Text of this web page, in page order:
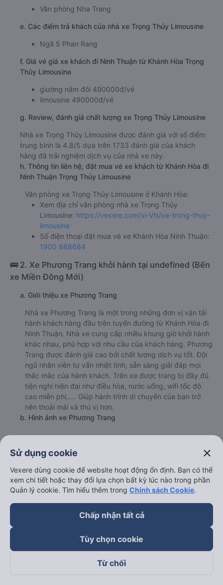
Văn phòng Nha Trang
e. Các điểm trả khách của nhà xe Trọng Thủy Limousine
Ngã 5 Phan Rang
f. Giá vé giá xe khách đi Ninh Thuận từ Khánh Hòa Trọng
Thủy Limousine
giường nằm đôi 490000đ/vé
limousine 490000đ/vé
g. Review, đánh giá chất lượng xe Trọng Thủy Limousine
Nhà xe Trọng Thủy Limousine được đánh giá với số điểm
trung bình là 4.8/5 dựa trên 1733 đánh giá của khách
hàng đã trải nghiệm dịch vụ của nhà xe này.
h. Thông tin liên hệ, đặt mua vé xe khách từ Khánh Hòa đi
Ninh Thuận Trọng Thủy Limousine
Văn phòng xe Trọng Thủy Limousine ở Khánh Hòa:
Xem địa chỉ văn phòng nhà xe Trọng Thủy
Limousine: https://vexere.com/vi-VN/xe-trong-thuy-
limousine
Số điện thoại đặt mua vé xe Khánh Hòa Ninh Thuận:
1900 888684
🚌 2. Xe Phương Trang khởi hành tại undefined (Bến
xe Miền Đông Mới)
a. Giới thiệu xe Phương Trang
Nhà xe Phương Trang là một trong những đơn vị vận tải
hành khách hàng đầu trên tuyến đường từ Khánh Hòa đi
Ninh Thuận. Nhà xe cung cấp nhiều khung giờ khởi hành
khác nhau, phù hợp với nhu cầu của khách hàng. Phương
Trang được đánh giá cao bởi chất lượng dịch vụ tốt. Đội
ngũ nhân viên tư vấn nhiệt tình, sẵn sàng giải đáp mọi
thắc mắc của hành khách. Trên xe được trang bị đầy đủ
tiện nghi hiện đại như điều hòa, nước uống, wifi tốc độ
cao miễn phí,.... Giúp hành trình di chuyển của bạn trở
nên thoải mái và thú vị hơn.
b. Hình ảnh xe Phương Trang
Sử dụng cookie close
Vexere dùng cookie để website hoạt động ổn định. Bạn có thể
xem chi tiết hoặc thay đổi lựa chọn bất kỳ lúc nào trong phần
Quản lý cookie. Tìm hiểu thêm trong Chính sách Cookie.
Chấp nhận tất cả
Tùy chọn cookie
Từ chối